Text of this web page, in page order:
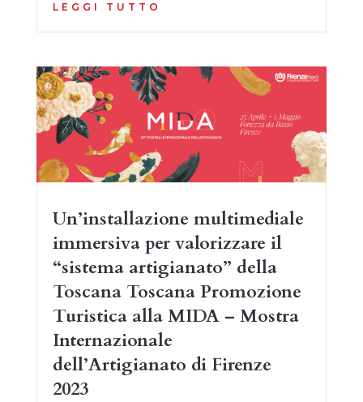
LEGGI TUTTO
Un’installazione multimediale
immersiva per valorizzare il
“sistema artigianato” della
Toscana Toscana Promozione
Turistica alla MIDA – Mostra
Internazionale
dell’Artigianato di Firenze
2023